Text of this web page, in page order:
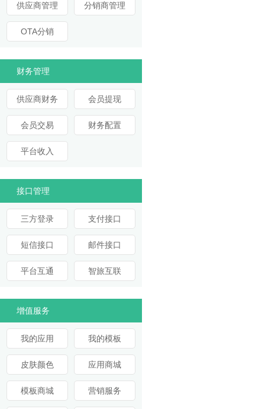
供应商管理 分销商管理
OTA分销
财务管理
供应商财务 会员提现
会员交易 财务配置
平台收入
接口管理
三方登录 支付接口
短信接口 邮件接口
平台互通 智旅互联
增值服务
我的应用 我的模板
皮肤颜色 应用商城
模板商城 营销服务